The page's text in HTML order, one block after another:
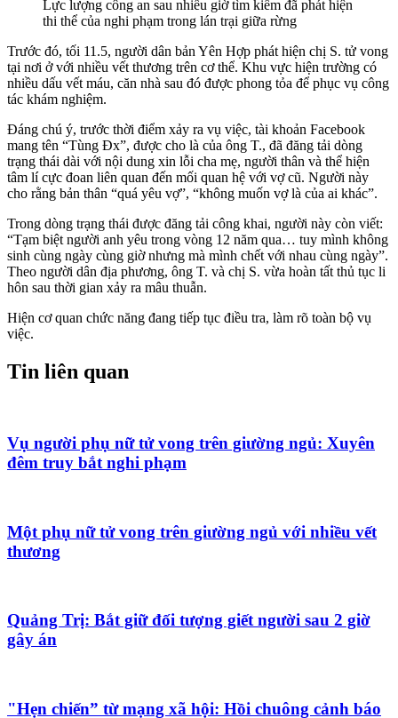
Lực lượng công an sau nhiều giờ tìm kiếm đã phát hiện
thi thể của nghi phạm trong lán trại giữa rừng
Trước đó, tối 11.5, người dân bản Yên Hợp phát hiện chị S. tử vong
tại nơi ở với nhiều vết thương trên cơ thể. Khu vực hiện trường có
nhiều dấu vết máu, căn nhà sau đó được phong tỏa để phục vụ công
tác khám nghiệm.
Đáng chú ý, trước thời điểm xảy ra vụ việc, tài khoản Facebook
mang tên “Tùng Đx”, được cho là của ông T., đã đăng tải dòng
trạng thái dài với nội dung xin lỗi cha mẹ, người thân và thể hiện
tâm lí cực đoan liên quan đến mối quan hệ với vợ cũ. Người này
cho rằng bản thân “quá yêu vợ”, “không muốn vợ là của ai khác”.
Trong dòng trạng thái được đăng tải công khai, người này còn viết:
“Tạm biệt người anh yêu trong vòng 12 năm qua… tuy mình không
sinh cùng ngày cùng giờ nhưng mà mình chết với nhau cùng ngày”.
Theo người dân địa phương, ông T. và chị S. vừa hoàn tất thủ tục li
hôn sau thời gian xảy ra mâu thuẫn.
Hiện cơ quan chức năng đang tiếp tục điều tra, làm rõ toàn bộ vụ
việc.
Tin liên quan
Vụ người phụ nữ tử vong trên giường ngủ: Xuyên
đêm truy bắt nghi phạm
Một phụ nữ tử vong trên giường ngủ với nhiều vết
thương
Quảng Trị: Bắt giữ đối tượng giết người sau 2 giờ
gây án
"Hẹn chiến” từ mạng xã hội: Hồi chuông cảnh báo